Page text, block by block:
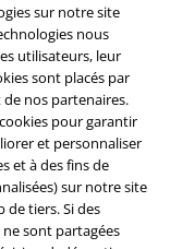
sur notre site
nous
utilisateurs, leur
sont placés par
nos partenaires.
pour garantir
et personnaliser
et à des fins de
sur notre site
de tiers. Si des
sont partagées